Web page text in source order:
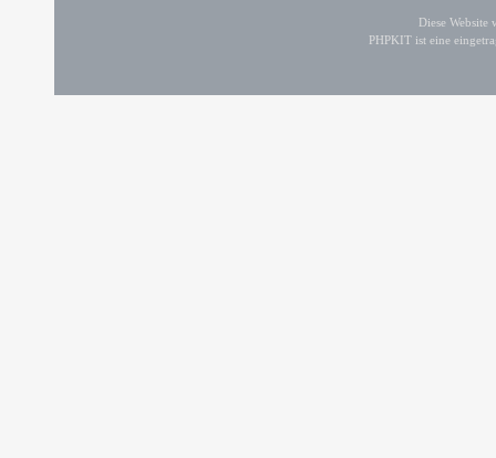
Diese
PHPKIT ist eine